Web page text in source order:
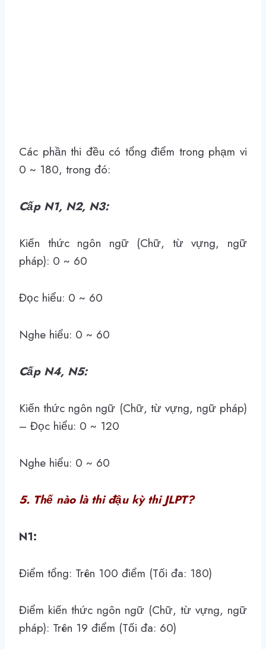
Các phần thi đều có tổng điểm trong phạm vi
0 ~ 180, trong đó:
Cấp N1, N2, N3:
Kiến thức ngôn ngữ (Chữ, từ vựng, ngữ
pháp): 0 ~ 60
Đọc hiểu: 0 ~ 60
Nghe hiểu: 0 ~ 60
Cấp N4, N5:
Kiến thức ngôn ngữ (Chữ, từ vựng, ngữ pháp)
– Đọc hiểu: 0 ~ 120
Nghe hiểu: 0 ~ 60
5. Thế nào là thi đậu kỳ thi JLPT?
N1:
Điểm tổng: Trên 100 điểm (Tối đa: 180)
Điểm kiến thức ngôn ngữ (Chữ, từ vựng, ngữ
pháp): Trên 19 điểm (Tối đa: 60)